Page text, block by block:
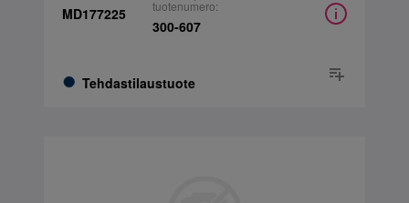
MD177225
Tehdastilaustuote
tuotenumero:
300-607